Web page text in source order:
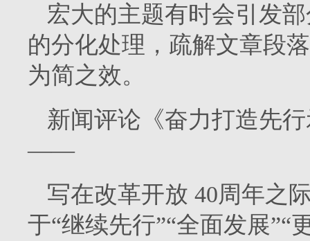
宏大的主题有时会引发
的分化处理，疏解文章段
为简之效。
新闻评论《奋力打造先
——
写在改革开放 40周年之
于“继续先行”“全面发展”“